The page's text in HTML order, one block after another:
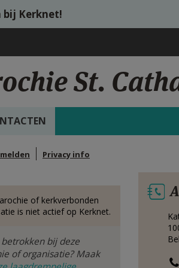
inhoud gaan
bij Kerknet!
St.
Privacy info
of kerkverbonden
is niet actief op Kerknet.
bij deze
of organisatie? Maak